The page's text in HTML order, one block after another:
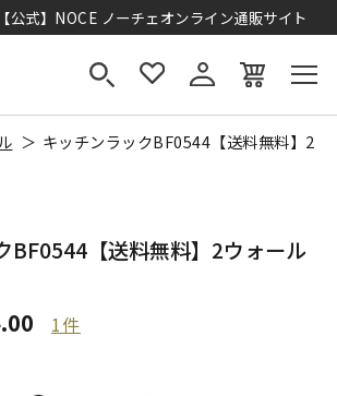
公式】NOCE ノーチェオンライン通販サイト
キッチンラックBF0544【送料無料】2
BF0544【送料無料】2ウォール
1件